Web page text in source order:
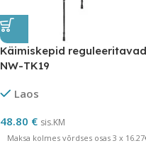
Käimiskepid reguleeritavad
NW-TK19
Laos
48.80 € sis.KM
Maksa kolmes võrdses osas 3 x